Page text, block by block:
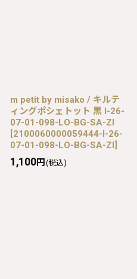
m petit by misako / キルテ
ィングポシェトット 黒 I-26-
07-01-098-LO-BG-SA-ZI
[2100060000059444-I-26-
07-01-098-LO-BG-SA-ZI]
1,100円 (税込)